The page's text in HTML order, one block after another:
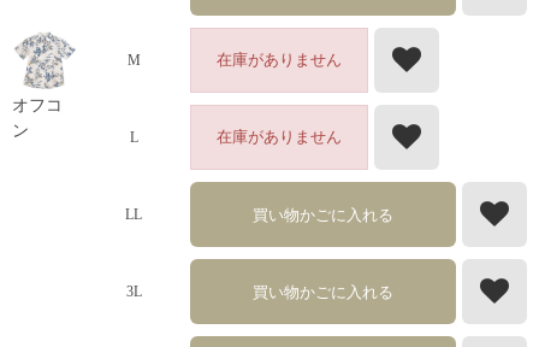
オフコ
ン
M 在庫がありません
L 在庫がありません
LL 買い物かごに入れる
3L 買い物かごに入れる